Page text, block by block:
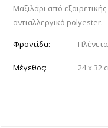
Μαξιλάρι από
αντιαλλεργικό polyester.
Φροντίδα:
Μέγεθος: 24 x 32